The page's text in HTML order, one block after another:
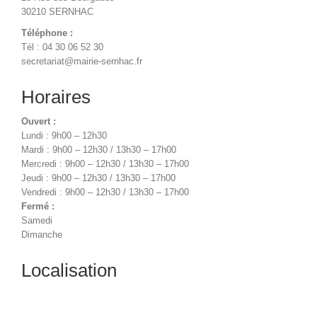
30210 SERNHAC
Téléphone :
Tél : 04 30 06 52 30
secretariat@mairie-sernhac.fr
Horaires
Ouvert :
Lundi : 9h00 – 12h30
Mardi : 9h00 – 12h30 / 13h30 – 17h00
Mercredi : 9h00 – 12h30 / 13h30 – 17h00
Jeudi : 9h00 – 12h30 / 13h30 – 17h00
Vendredi : 9h00 – 12h30 / 13h30 – 17h00
Fermé :
Samedi
Dimanche
Localisation